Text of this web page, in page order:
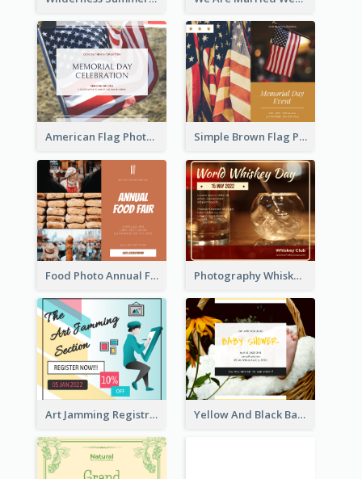
American Flag Photo Memorial Day Celebration Facebook Post Simple Brown Flag Photo Memorial Day Facebook Post
Food Photo Annual Food Fair Invitation Facebook Post Photography Whiskey Day Facebook Post With Details
Art Jamming Registration Facebook Post Yellow And Black Baby Shower Facebook Post